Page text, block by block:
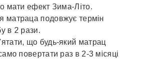
мати ефект Зима-Літо.
матраца подовжує термін
в 2 рази.
що будь-який матрац
повертати раз в 2-3 місяці